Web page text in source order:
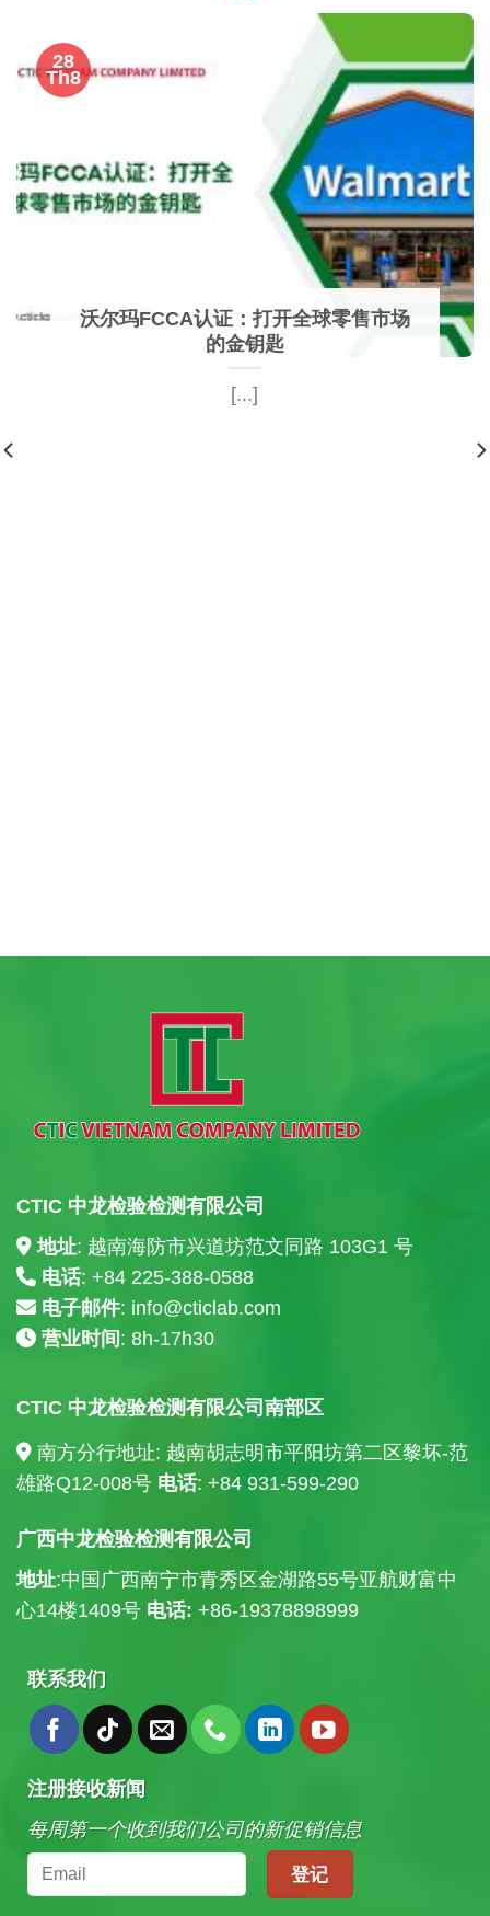
沃尔玛FCCA认证：打开全球零售市场
的金钥匙
[...]
28
Th8
CTIC 中龙检验检测有限公司
地址: 越南海防市兴道坊范文同路 103G1 号
电话: +84 225-388-0588
电子邮件: info@cticlab.com
营业时间 : 8h-17h30
CTIC 中龙检验检测有限公司南部区
南方分行地址: 越南胡志明市平阳坊第二区黎坏-范
雄路Q12-008号 电话: +84 931-599-290
广西中龙检验检测有限公司
地址:中国广西南宁市青秀区金湖路55号亚航财富中
心14楼1409号 电话: +86-19378898999
联系我们
注册接收新闻
每周第一个收到我们公司的新促销信息